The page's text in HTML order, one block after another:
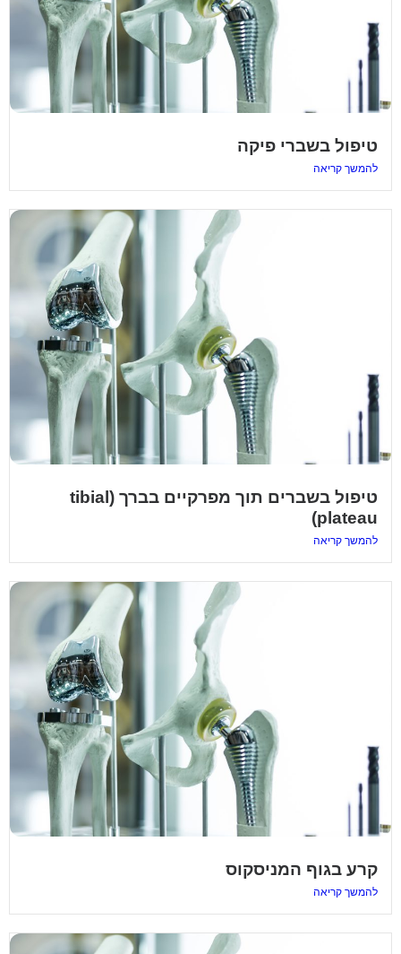
טיפול בשברי פיקה
להמשך קריאה
טיפול בשברים תוך מפרקיים בברך (tibial
plateau)
להמשך קריאה
קרע בגוף המניסקוס
להמשך קריאה